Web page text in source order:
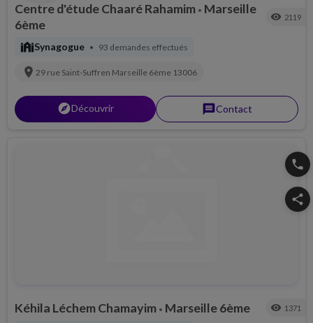
Centre d'étude Chaaré Rahamim • Marseille
6ème
visibility 2119
synagogueSynagogue • 93 demandes effectués
location_on 29 rue Saint-Suffren Marseille 6ème 13006
explorerDécouvrir messageContact
phone
share
Kéhila Léchem Chamayim • Marseille 6ème visibility 1371